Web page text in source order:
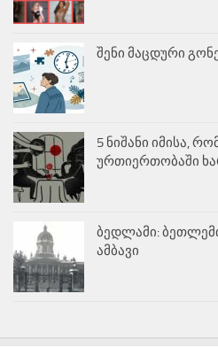
შენი მაცდური
5 ნიშანი იმისა,
ურთიერთობაში
ბედლამი:
ამბავი